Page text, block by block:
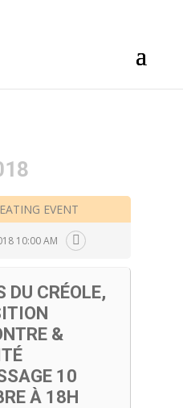
EVENT
10:00 AM
CRÉOLE,
&
10
À 18H